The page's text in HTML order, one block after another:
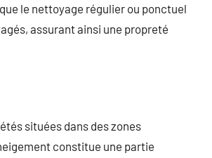
le nettoyage régulier ou ponctuel
assurant ainsi une propreté
situées dans des zones
constitue une partie